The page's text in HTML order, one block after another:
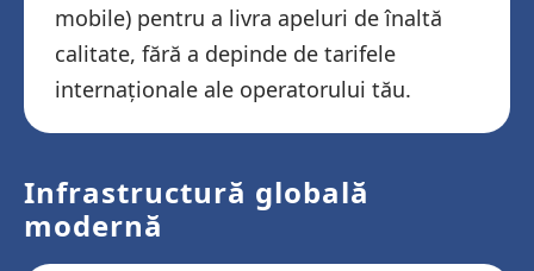
mobile) pentru a livra apeluri de înaltă
calitate, fără a depinde de tarifele
internaționale ale operatorului tău.
Infrastructură globală
modernă